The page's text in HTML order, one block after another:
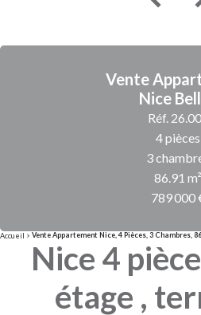
Vente
Nice
Réf.
4 pièces
3
86.91 m²
789 000
Accueil Vente Appartement Nice, 4 Pièces, 3 Chambres,
Nice 4
étage ,